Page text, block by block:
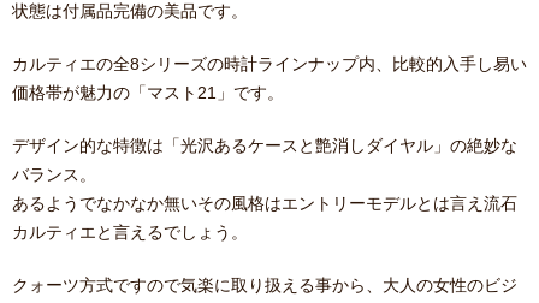
状態は付属品完備の美品です。
カルティエの全8シリーズの時計ラインナップ内、比較的入手し易い
価格帯が魅力の「マスト21」です。
デザイン的な特徴は「光沢あるケースと艶消しダイヤル」の絶妙な
バランス。
あるようでなかなか無いその風格はエントリーモデルとは言え流石
カルティエと言えるでしょう。
クォーツ方式ですので気楽に取り扱える事から、大人の女性のビジ